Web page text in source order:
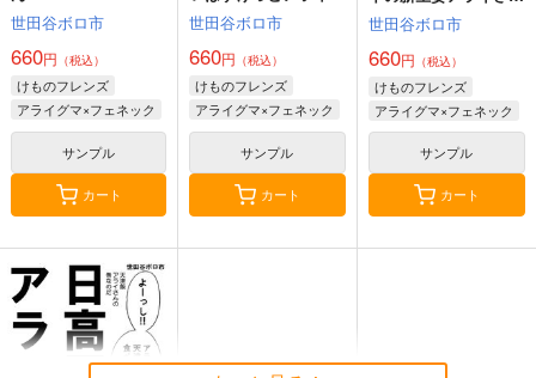
世田谷ボロ市
660円 （税込）
けものフレンズ
アライグマ×フェネック
サンプル
カート
んの巻
世田谷ボロ市
660円 （税込）
けものフレンズ
アライグマ×フェネック
サンプル
カート
の巻
世田谷ボロ市
660円 （税込）
けものフレンズ
アライグマ×フェネック
サンプル
カート